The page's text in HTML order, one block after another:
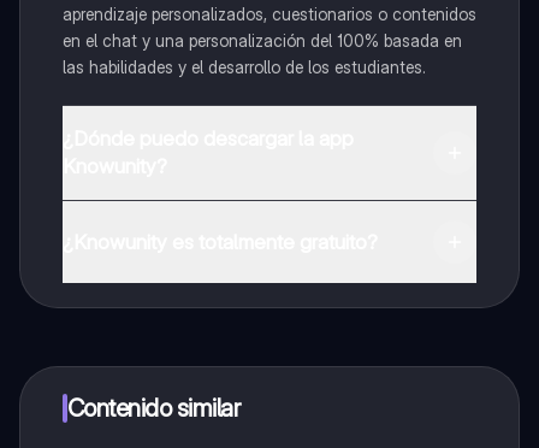
aprendizaje personalizados, cuestionarios o contenidos
en el chat y una personalización del 100% basada en
las habilidades y el desarrollo de los estudiantes.
a determinadas funciones.
Contenido similar